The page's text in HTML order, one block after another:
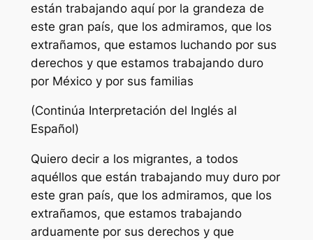
están trabajando aquí por la grandeza de
este gran país, que los admiramos, que los
extrañamos, que estamos luchando por sus
derechos y que estamos trabajando duro
por México y por sus familias
(Continúa Interpretación del Inglés al
Español)
Quiero decir a los migrantes, a todos
aquéllos que están trabajando muy duro por
este gran país, que los admiramos, que los
extrañamos, que estamos trabajando
arduamente por sus derechos y que